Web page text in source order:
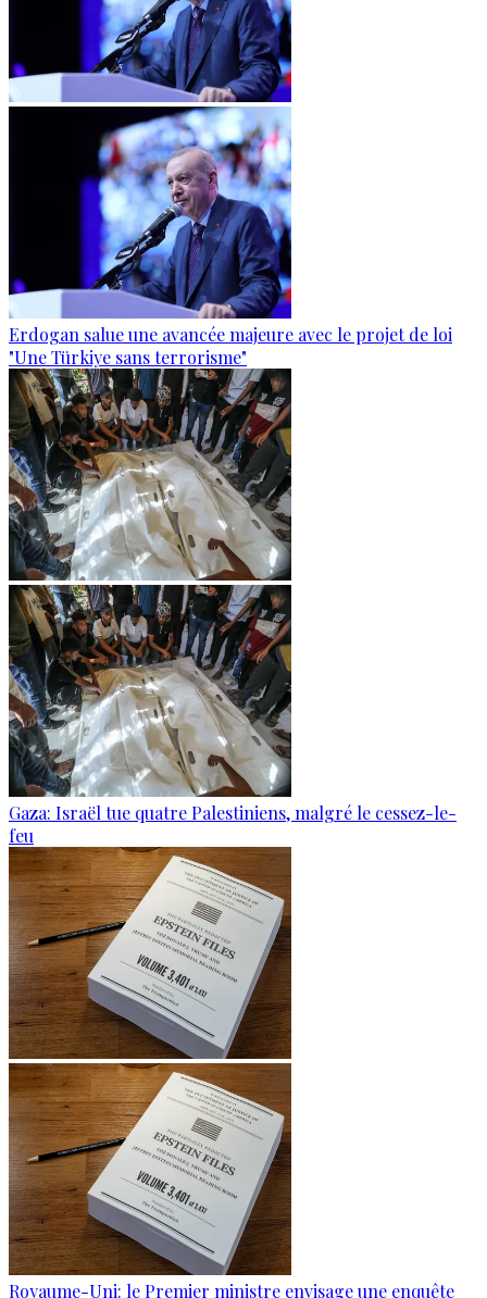
Erdogan salue une avancée majeure avec le projet de loi
"Une Türkiye sans terrorisme"
Gaza: Israël tue quatre Palestiniens, malgré le cessez-le-
feu
Royaume-Uni: le Premier ministre envisage une enquête